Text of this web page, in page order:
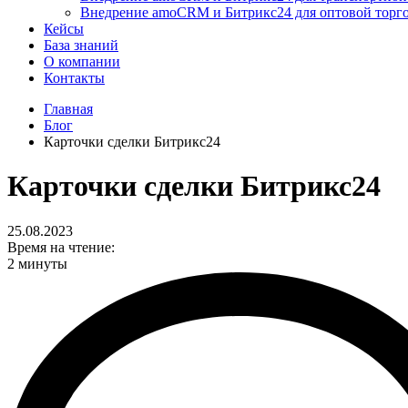
Внедрение amoCRM и Битрикс24 для оптовой
Кейсы
База знаний
О компании
Контакты
Главная
Блог
Карточки сделки Битрикс24
Карточки сделки Битрикс24
25.08.2023
Время на чтение:
2 минуты